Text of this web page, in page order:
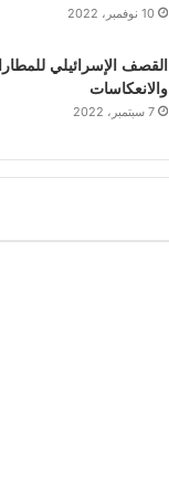
10 نوفمبر، 2022
القصف الإسرائيلي
والانعكاسات
7 سبتمبر، 2022